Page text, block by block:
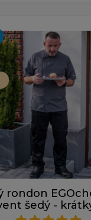
rondon
šedý -